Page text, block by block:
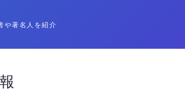
や著名人を紹介